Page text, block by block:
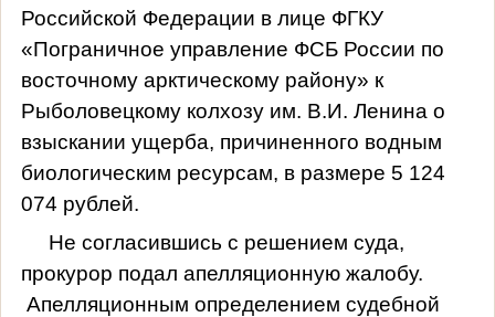
Российской Федерации в лице ФГКУ
«Пограничное управление ФСБ России по
восточному арктическому району» к
Рыболовецкому колхозу им. В.И. Ленина о
взыскании ущерба, причиненного водным
биологическим ресурсам, в размере 5 124
074 рублей.
Не согласившись с решением суда,
прокурор подал апелляционную жалобу.
Апелляционным определением судебной